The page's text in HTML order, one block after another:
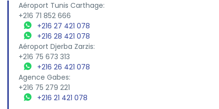
Aéroport Tunis Carthage:
+216 71 852 666
+216 27 421 078
+216 28 421 078
Aéroport Djerba Zarzis:
+216 75 673 313
+216 26 421 078
Agence Gabes:
+216 75 279 221
+216 21 421 078